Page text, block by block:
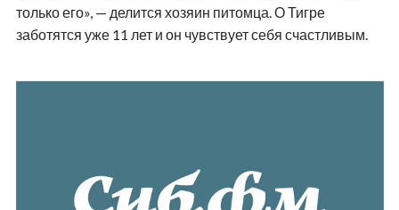
только его», — делится хозяин питомца. О Тигре
заботятся уже 11 лет и он чувствует себя счастливым.